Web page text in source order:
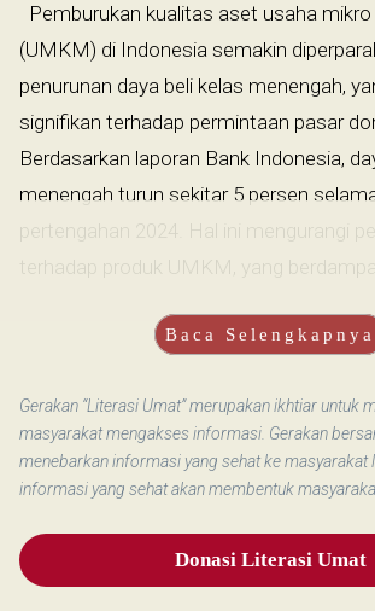
Pemburukan kualitas aset usaha
(UMKM) di Indonesia semakin
penurunan daya beli kelas menengah,
signifikan terhadap permintaan pasar
Berdasarkan laporan Bank Indonesia,
menengah turun sekitar 5 persen
pertengahan 2024. Hal ini mengurangi
terhadap produk UMKM, yang
Baca Selengkapnya
Gerakan “Literasi Umat” merupakan ikhtiar untuk
masyarakat mengakses informasi. Gerakan
menebarkan informasi yang sehat ke masyarakat
informasi yang sehat akan membentuk
Donasi Literasi Umat